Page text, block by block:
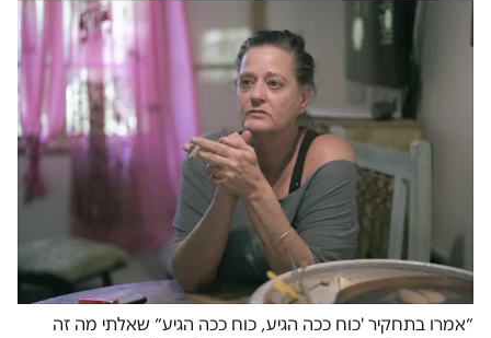
״אמרו בתחקיר 'כוח ככה הגיע, כוח ככה הגיע״ שאלתי מה זה